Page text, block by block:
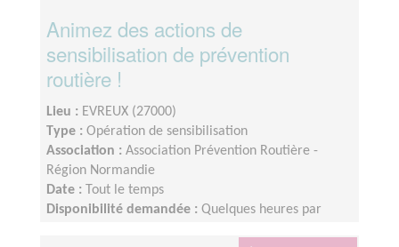
Animez des actions de
sensibilisation de prévention
routière !
Lieu : EVREUX (27000)
Type : Opération de sensibilisation
Association : Association Prévention Routière -
Région Normandie
Date :
Tout le temps
Disponibilité demandée : Quelques heures par